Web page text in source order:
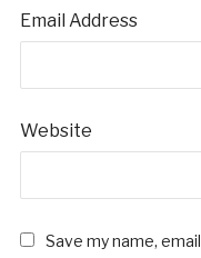
Email Address
Website
Save my name,